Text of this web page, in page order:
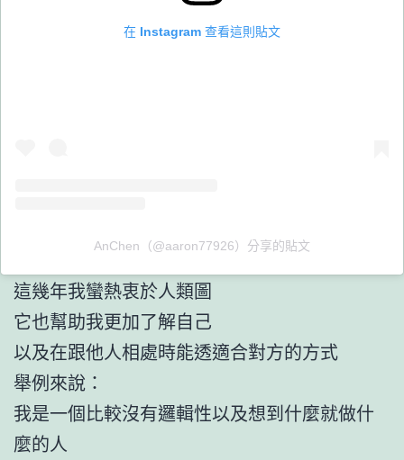
在 Instagram 查看這則貼文
AnChen（@aaron77926）分享的貼文
這幾年我蠻熱衷於人類圖
它也幫助我更加了解自己
以及在跟他人相處時能透適合對方的方式
舉例來說：
我是一個比較沒有邏輯性以及想到什麼就做什
麼的人